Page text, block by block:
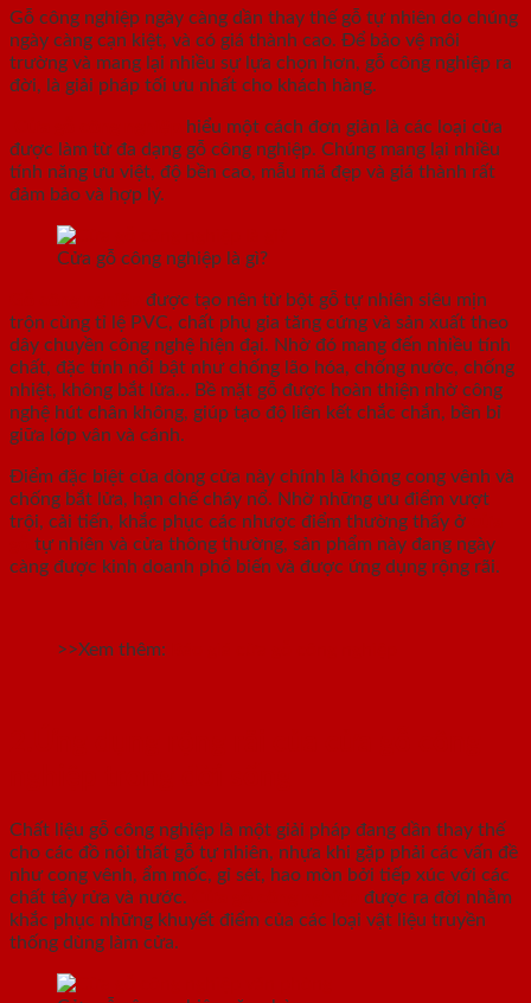
Gỗ công nghiệp ngày càng dần thay thế gỗ tự nhiên do chúng
ngày càng cạn kiệt, và có giá thành cao. Để bảo vệ môi
trường và mang lại nhiều sự lựa chọn hơn, gỗ công nghiệp ra
đời, là giải pháp tối ưu nhất cho khách hàng.
hiểu một cách đơn giản là các loại cửa
được làm từ đa dạng gỗ công nghiệp. Chúng mang lại nhiều
tính năng ưu việt, độ bền cao, mẫu mã đẹp và giá thành rất
đảm bảo và hợp lý.
Cửa gỗ công nghiệp là gì?
được tạo nên từ bột gỗ tự nhiên siêu mịn
trộn cùng tỉ lệ PVC, chất phụ gia tăng cứng và sản xuất theo
dây chuyền công nghệ hiện đại. Nhờ đó mang đến nhiều tính
chất, đặc tính nổi bật như chống lão hóa, chống nước, chống
nhiệt, không bắt lửa… Bề mặt gỗ được hoàn thiện nhờ công
nghệ hút chân không, giúp tạo độ liên kết chắc chắn, bền bỉ
giữa lớp vân và cánh.
Điểm đặc biệt của dòng cửa này chính là không cong vênh và
chống bắt lửa, hạn chế cháy nổ. Nhờ những ưu điểm vượt
trội, cải tiến, khắc phục các nhược điểm thường thấy ở
tự nhiên và cửa thông thường, sản phẩm này đang ngày
càng được kinh doanh phổ biến và được ứng dụng rộng rãi.
>>Xem thêm:
Chất liệu gỗ công nghiệp là một giải pháp đang dần thay thế
cho các đồ nội thất gỗ tự nhiên, nhựa khi gặp phải các vấn đề
như cong vênh, ẩm mốc, gỉ sét, hao mòn bởi tiếp xúc với các
chất tẩy rửa và nước.
được ra đời nhằm
khắc phục những khuyết điểm của các loại vật liệu truyền
thống dùng làm cửa.